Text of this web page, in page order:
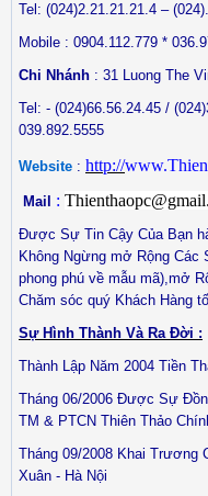
Tel: (024)2.21.21.21.4 –
Mobile : 0904.112.779 *
Chi Nhánh : 31 Luong The
Tel: - (024)66.56.24.45 /
039.892.5555
Website : http://
Mail :
Được Sự Tin Cậy Của Bạn
Không Ngừng mở Rộng Các
phong phú về mẫu mã),mở
Chăm sóc quý Khách Hàng
Sự Hình Thành Và Ra Đời :
Thành Lập Năm 2004 Tiền
Tháng 06/2006 Được Sự
TM & PTCN Thiên Thảo
Tháng 09/2008 Khai Trương
Xuân - Hà Nội